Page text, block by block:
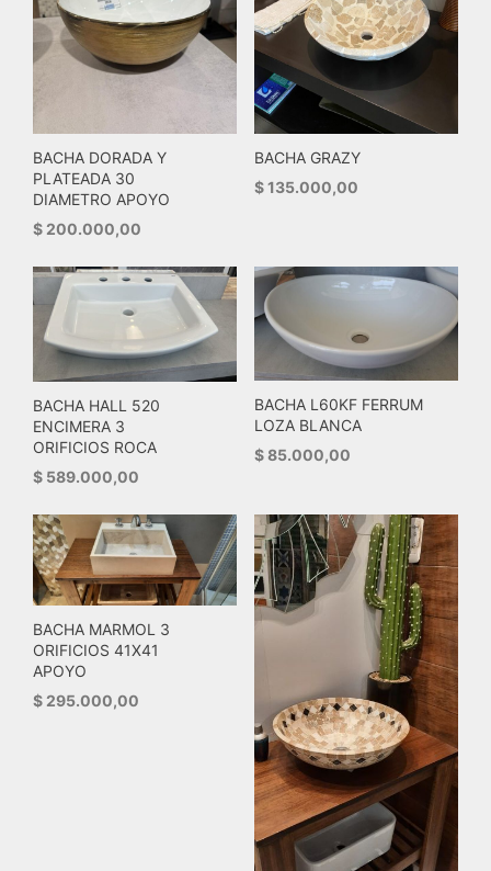
BACHA DORADA Y
PLATEADA 30
DIAMETRO APOYO
$ 200.000,00
BACHA GRAZY
$135.000,00
BACHA HALL 520
ENCIMERA 3
ORIFICIOS ROCA
$ 589.000,00
BACHA L60KF FERRUM
LOZA BLANCA
$85.000,00
BACHA MARMOL 3
ORIFICIOS 41X41
APOYO
$ 295.000,00